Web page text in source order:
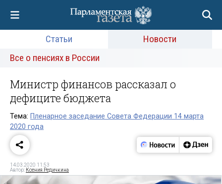
Статьи
Новости
Все о пенсиях в России
Министр финансов рассказал о
дефиците бюджета
Тема: Пленарное заседание Совета Федерации 14 марта
2020 года
14.03.2020 11:53
Автор: Ксения Редичкина